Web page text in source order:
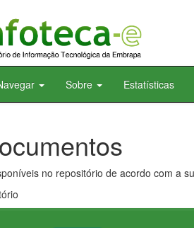
Sobre Estatísticas
no repositório de acordo com a